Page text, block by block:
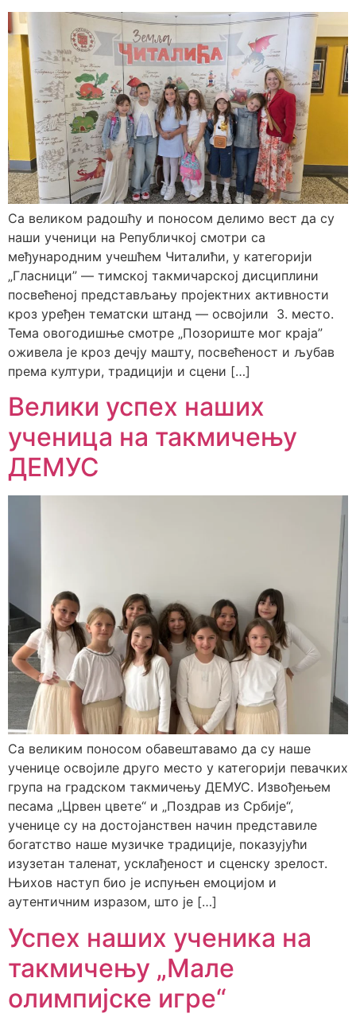
Са великом радошћу и поносом делимо вест да су
наши ученици на Републичкој смотри са
међународним учешћем Читалићи, у категорији
„Гласници” — тимској такмичарској дисциплини
посвећеној представљању пројектних активности
кроз уређен тематски штанд — освојили 3. место.
Тема овогодишње смотре „Позориште мог краја”
оживела је кроз дечју машту, посвећеност и љубав
према култури, традицији и сцени […]
Велики успех наших
ученица на такмичењу
ДЕМУС
Са великим поносом обавештавамо да су наше
ученице освојиле друго место у категорији певачких
група на градском такмичењу ДЕМУС. Извођењем
песама „Црвен цвете“ и „Поздрав из Србије“,
ученице су на достојанствен начин представиле
богатство наше музичке традиције, показујући
изузетан таленат, усклађеност и сценску зрелост.
Њихов наступ био је испуњен емоцијом и
аутентичним изразом, што је […]
Успех наших ученика на
такмичењу „Мале
олимпијске игре“